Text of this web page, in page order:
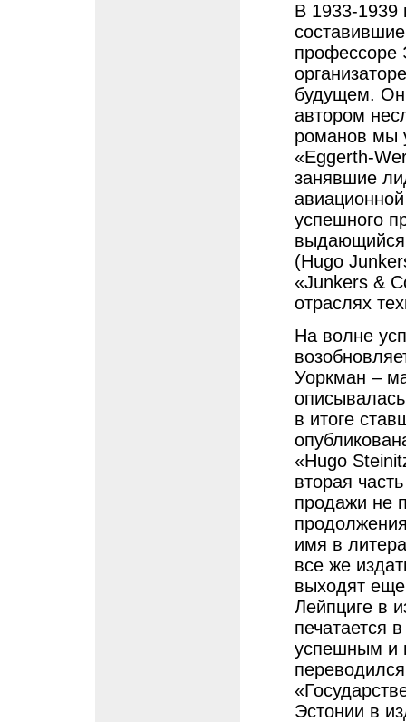
В 1933-1939
профессоре
будущем. Он
автором
романов мы
«Eggerth-
занявшие
успешного
выдающийся
(Hugo
«Junkers &
отраслях
На волне
Уоркман –
описывалась
в итоге
«Hugo
вторая
продажи не
имя в
все же
выходят еще
Лейпциге в
печатается
успешным и
Эстонии в